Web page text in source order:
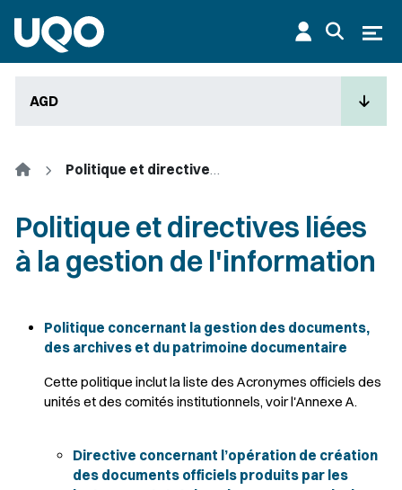
AGD
Accueil Politique et directives liées à la gestion de l'information
Politique et directives liées
à la gestion de l'information
Politique concernant la gestion des documents,
des archives et du patrimoine documentaire
Cette politique inclut la liste des Acronymes officiels des
unités et des comités institutionnels, voir l'Annexe A.
Directive concernant l’opération de création
des documents officiels produits par les